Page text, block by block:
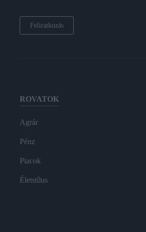
Feliratkozás
ROVATOK
Agrár
Pénz
Piacok
Életstílus